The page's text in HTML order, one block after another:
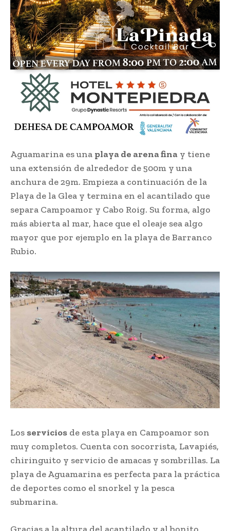
Aguamarina es una playa de arena fina y tiene
una extensión de alrededor de 500m y una
anchura de 29m. Empieza a continuación de la
Playa de la Glea y termina en el acantilado que
separa Campoamor y Cabo Roig. Su forma, algo
más abierta al mar, hace que el oleaje sea algo
mayor que por ejemplo en la playa de Barranco
Rubio.
Los servicios de esta playa en Campoamor son
muy completos. Cuenta con socorrista, Lavapiés,
chiringuito y servicio de amacas y sombrillas. La
playa de Aguamarina es perfecta para la práctica
de deportes como el snorkel y la pesca
submarina.